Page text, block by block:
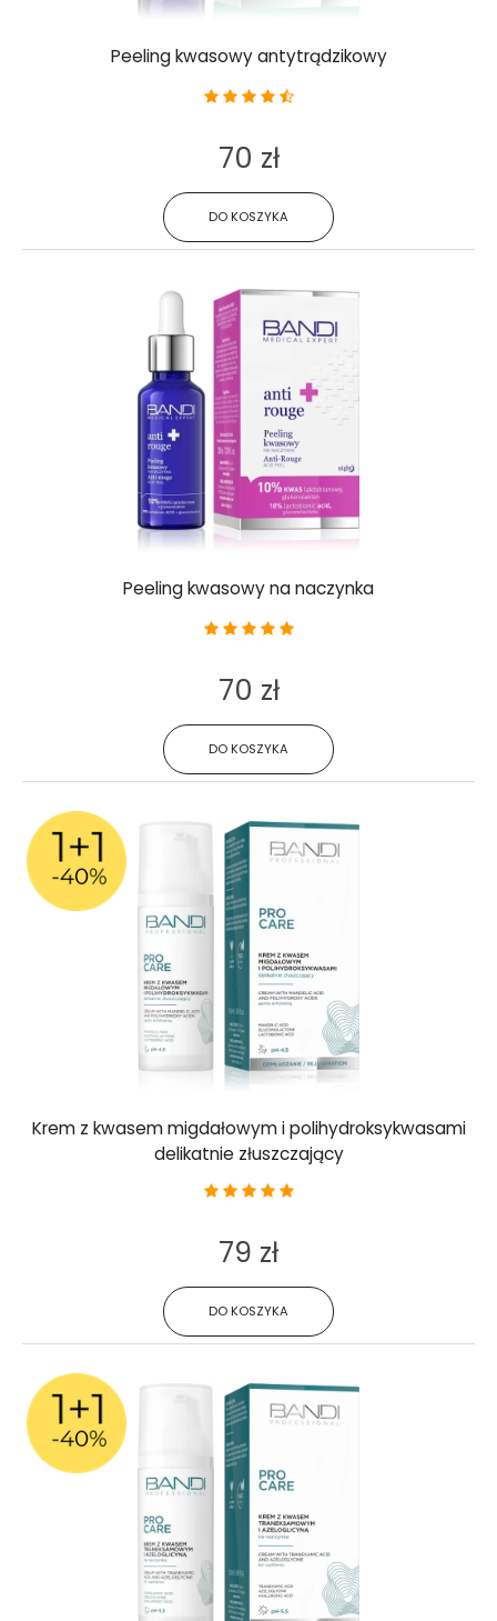
Peeling kwasowy antytrądzikowy
DO KOSZYKA
70 zł
Peeling kwasowy na naczynka
DO KOSZYKA
70 zł
Krem z kwasem migdałowym i polihydroksykwasami
delikatnie złuszczający
DO KOSZYKA
79 zł